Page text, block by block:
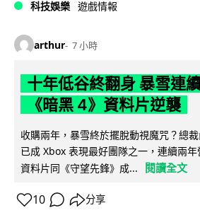
科技娛樂 遊戲情報
arthur 7 小時
十年低谷終翻身 暴雪連
《暗黑 4》資料片逆襲
收購兩年，暴雪終於擺脫動視魔咒？總
已成 Xbox 表現最好團隊之一，連續兩年
資料片同《守望先鋒》成...
閱讀全文
10 分享